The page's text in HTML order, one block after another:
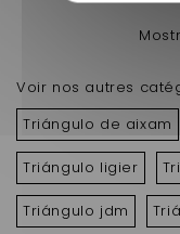
Voir nos autres
Triángulo de aixam
Triángulo ligier
Triángulo jdm